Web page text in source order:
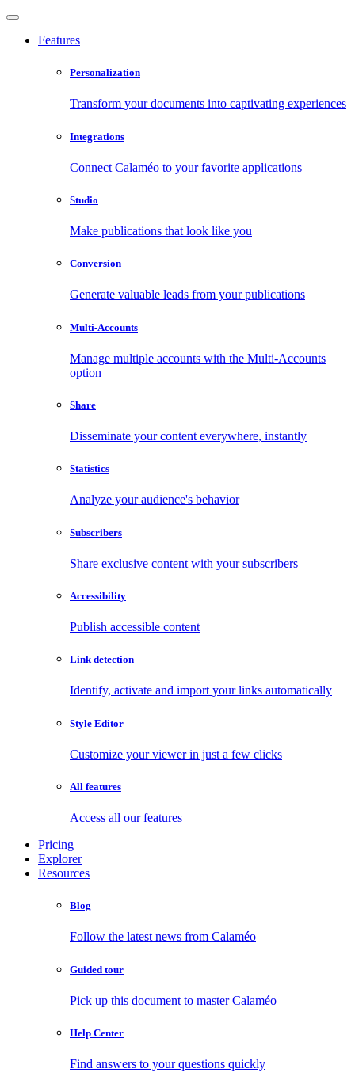
Features
Personalization
Transform your documents into captivating experiences
Integrations
Connect Calaméo to your favorite applications
Studio
Make publications that look like you
Conversion
Generate valuable leads from your publications
Multi-Accounts
Manage multiple accounts with the Multi-Accounts
option
Share
Disseminate your content everywhere, instantly
Statistics
Analyze your audience's behavior
Subscribers
Share exclusive content with your subscribers
Accessibility
Publish accessible content
Link detection
Identify, activate and import your links automatically
Style Editor
Customize your viewer in just a few clicks
All features
Access all our features
Pricing
Explorer
Resources
Blog
Follow the latest news from Calaméo
Guided tour
Pick up this document to master Calaméo
Help Center
Find answers to your questions quickly